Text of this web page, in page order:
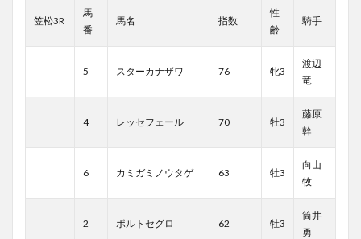
笠松3R
馬
番
馬名 指数
性
齢
騎手
5 スターカナザワ 76 牝3
渡辺
竜
4 レッセフェール 70 牡3
藤原
幹
6 カミガミノウタゲ 63 牡3
向山
牧
2 ポルトセグロ 62 牡3
筒井
勇